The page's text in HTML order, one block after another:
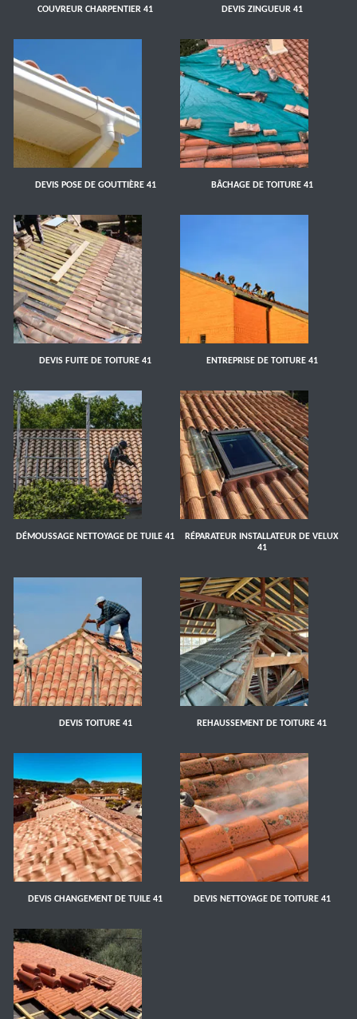
COUVREUR CHARPENTIER 41 DEVIS ZINGUEUR 41
DEVIS POSE DE GOUTTIÈRE 41 BÂCHAGE DE TOITURE 41
DEVIS FUITE DE TOITURE 41 ENTREPRISE DE TOITURE 41
DÉMOUSSAGE NETTOYAGE DE TUILE 41
RÉPARATEUR INSTALLATEUR DE VELUX
41
DEVIS TOITURE 41 REHAUSSEMENT DE TOITURE 41
DEVIS CHANGEMENT DE TUILE 41 DEVIS NETTOYAGE DE TOITURE 41